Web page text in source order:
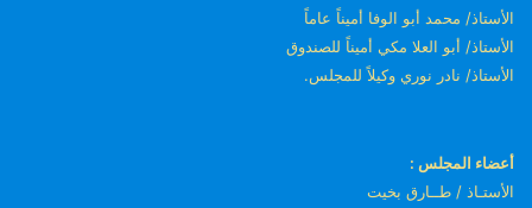
الأستاذ/ محمد أبو الوفا أميناً عاماً
الأستاذ/ أبو العلا مكي أميناً للصندوق
الأستاذ/ نادر نوري وكيلاً للمجلس.
أعضاء المجلس :
الأستـاذ / طــارق بخيت